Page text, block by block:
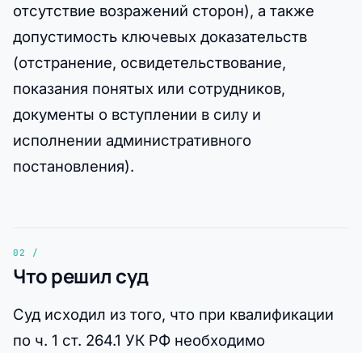
отсутствие возражений сторон), а также
допустимость ключевых доказательств
(отстранение, освидетельствование,
показания понятых или сотрудников,
документы о вступлении в силу и
исполнении административного
постановления).
Что решил суд
Суд исходил из того, что при квалификации
по ч. 1 ст. 264.1 УК РФ необходимо